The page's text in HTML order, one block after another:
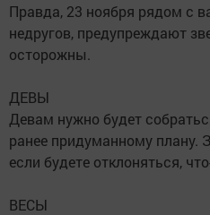
Правда, 23 ноября рядом с
недругов, предупреждают
осторожны.
ДЕВЫ
Девам нужно будет
ранее придуманному плану.
если будете отклоняться,
ВЕСЫ